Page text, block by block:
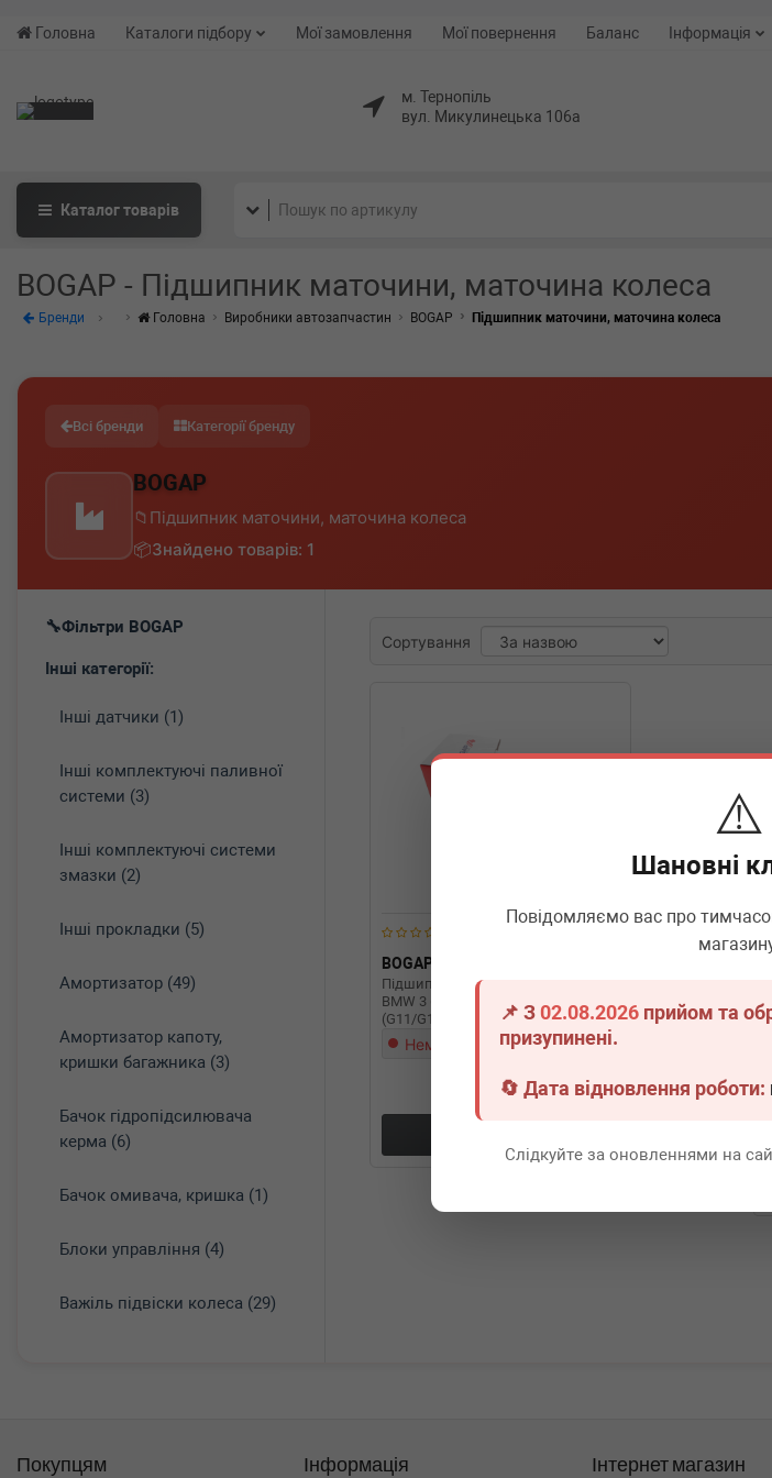
⚠️
Шановні
Повідомляємо вас про
📌 З02.08.2026 прийом та
призупинені.
🔄 Дата відновлення роботи:
Слідкуйте за оновленнями на
Головна Каталоги підбору Мої замовлення Мої повернення Баланс Інформація
м. Тернопіль
вул. Микулинецька 106а
Каталогтоварів
BOGAP - Підшипник маточини, маточина колеса
Бренди Головна Виробники автозапчастин BOGAP Підшипник маточини, маточина колеса
Всі бренди Категорії бренду
BOGAP
Підшипник маточини, маточина колеса
Знайдено товарів: 1
Фільтри BOGAP
Інші категорії:
Інші датчики (1)
Інші комплектуючі паливної
системи (3)
Інші комплектуючі системи
змазки (2)
Інші прокладки (5)
Амортизатор (49)
Амортизатор капоту,
кришки багажника (3)
Бачок гідропідсилювача
керма (6)
Бачок омивача, кришка (1)
Блоки управління (4)
Важіль підвіски колеса (29)
Сортування
BOGAP
Підшипник маточини (передньої)
BMW 3 (G20/G80)/5 (G30/F90)/7
(G11/G12) 15- B46/B47/B48/B57/B58
Немає в наявності
Всі ціни
Покупцям Інформація Інтернет магазин